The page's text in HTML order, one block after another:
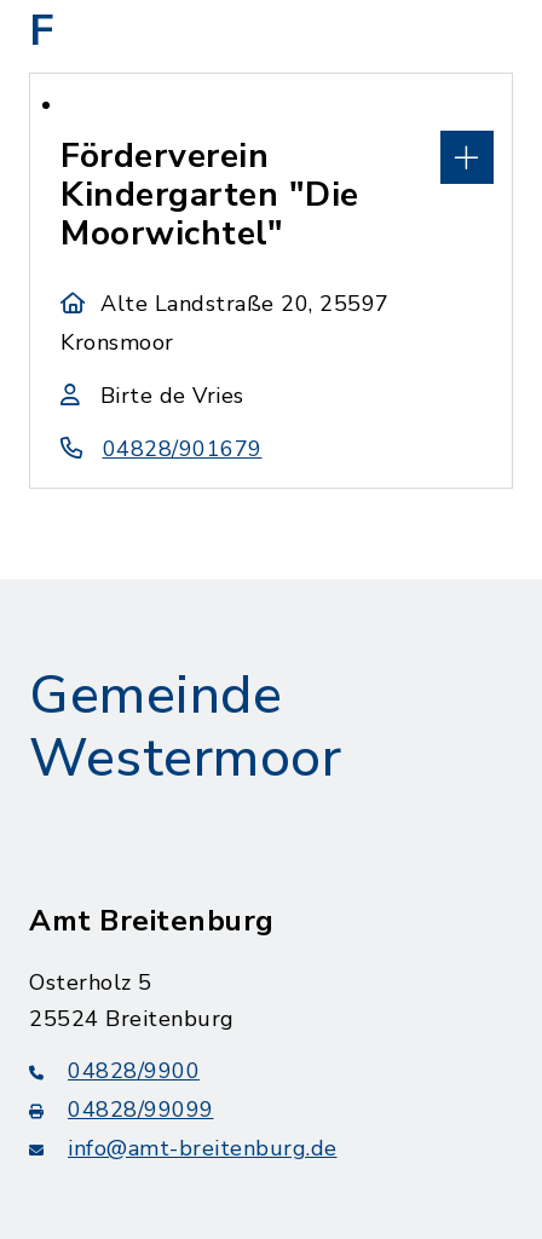
F
Förderverein
Kindergarten "Die
Moorwichtel"
Alte Landstraße 20, 25597
Kronsmoor
Birte de Vries
04828/901679
Gemeinde
Westermoor
Amt Breitenburg
Osterholz 5
25524 Breitenburg
04828/9900
04828/99099
info@amt-breitenburg.de